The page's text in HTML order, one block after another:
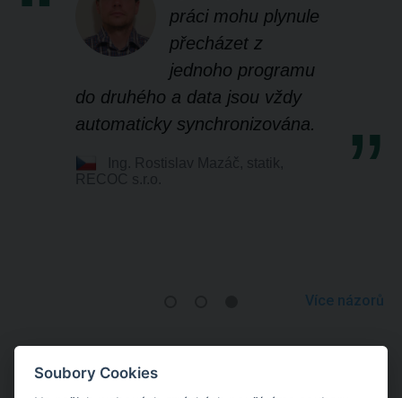
práci mohu plynule
přecházet z
jednoho programu
do druhého a data jsou vždy
automaticky synchronizována.
Více názorů
Soubory Cookies